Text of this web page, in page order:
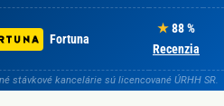
Fortuna
88 %
Recenzia
stávkové kancelárie sú licencované ÚRHH SR.